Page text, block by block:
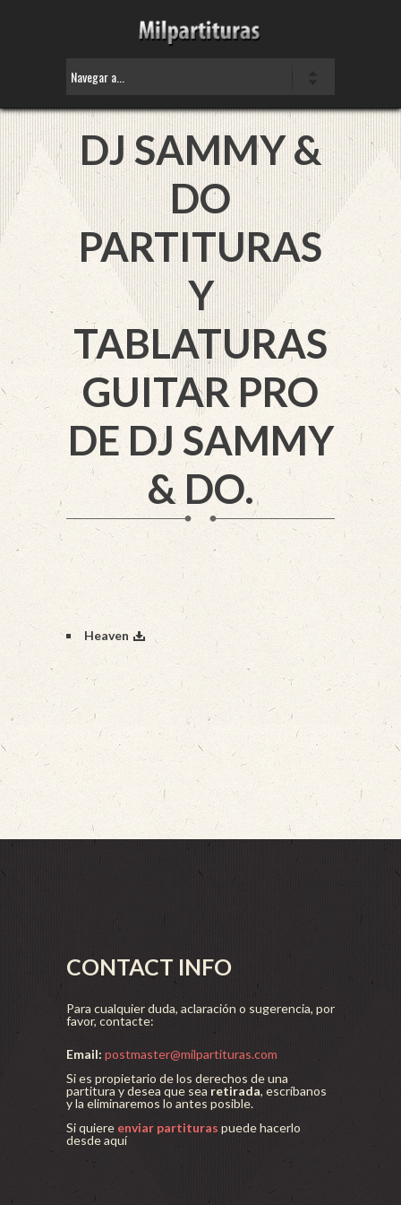
DJ SAMMY &
DO
PARTITURAS
Y
TABLATURAS
GUITAR PRO
DE DJ SAMMY
& DO.
Heaven
CONTACT INFO
Para cualquier duda, aclaración o sugerencia, por
favor, contacte:
Email: postmaster@milpartituras.com
Si es propietario de los derechos de una
partitura y desea que sea retirada, escríbanos
y la eliminaremos lo antes posible.
Si quiere enviar partituras puede hacerlo
desde aquí